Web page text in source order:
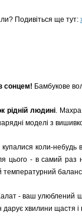
Подивіться ще тут:
сонцем! Бамбукове
рідній людині. Махра
моделі з
коли-небудь
цього - в самий
температурний
- ваш улюблений
дарує хвилини щастя і